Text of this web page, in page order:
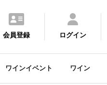
会員登録 ログイン
ワインイベント ワイン